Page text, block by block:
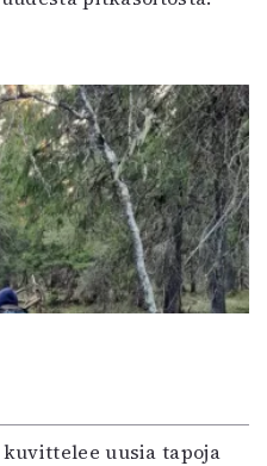
uusia tapoja